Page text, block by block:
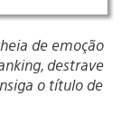
de emoção
destrave
o título de